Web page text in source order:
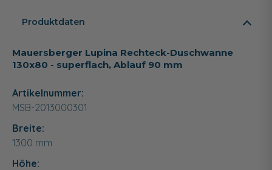
Produktdaten
Mauersberger Lupina Rechteck-Duschwanne
130x80 - superflach, Ablauf 90 mm
Artikelnummer:
MSB-2013000301
Breite:
1300 mm
Höhe: